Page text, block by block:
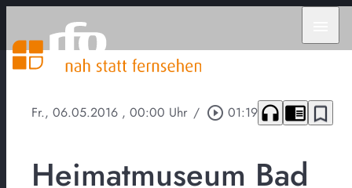
Fr., 06.05.2016 , 00:00 Uhr / play_circle_outline 01:19 headphones chrome_reader_mode bookmark_border
Heimatmuseum Bad